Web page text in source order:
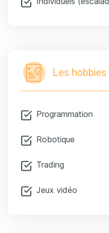
Les
Programmation
Robotique
Trading
Jeux vidéo